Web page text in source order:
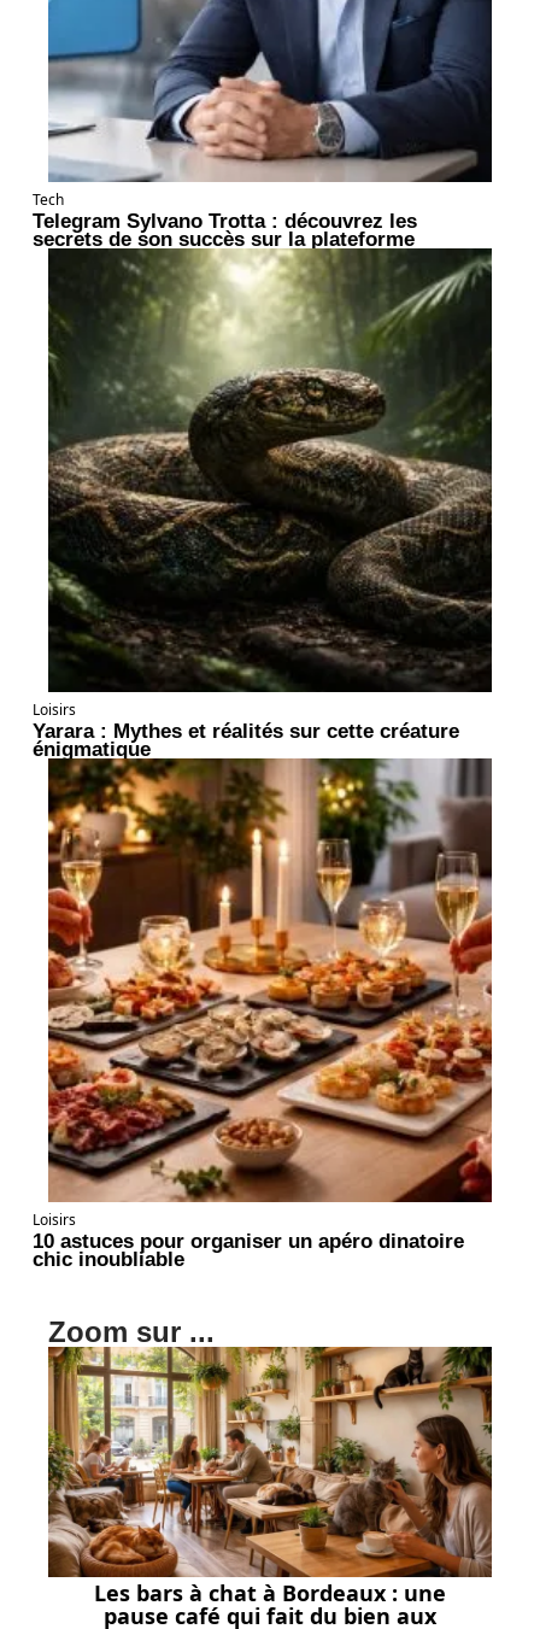
Tech
Telegram Sylvano Trotta : découvrez les
secrets de son succès sur la plateforme
Loisirs
Yarara : Mythes et réalités sur cette créature
énigmatique
Loisirs
10 astuces pour organiser un apéro dinatoire
chic inoubliable
Zoom sur ...
Les bars à chat à Bordeaux : une
pause café qui fait du bien aux